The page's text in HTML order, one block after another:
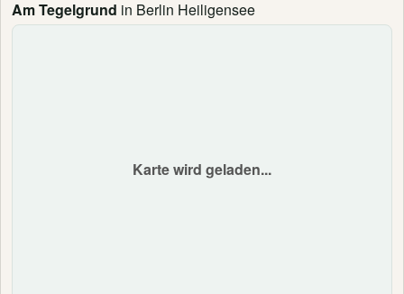
Am Tegelgrund in Berlin Heiligensee
Karte wird geladen...